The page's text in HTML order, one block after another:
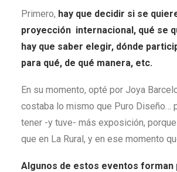
Primero, hay que decidir si se
proyección internacional, qué se
hay que saber elegir, dónde
para qué, de qué manera, etc.
En su momento, opté por Joya
costaba lo mismo que Puro Diseño…
tener -y tuve- más exposición,
que en La Rural, y en ese momento
Algunos de estos eventos forman